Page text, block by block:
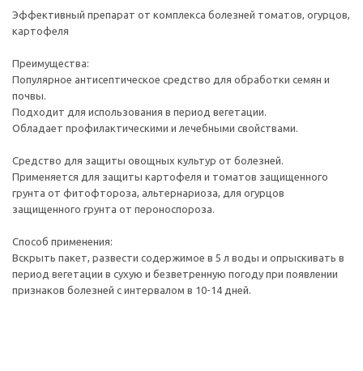
Эффективный препарат от комплекса болезней томатов, огурцов,
картофеля
Преимущества:
Популярное антисептическое средство для обработки семян и
почвы.
Подходит для использования в период вегетации.
Обладает профилактическими и лечебными свойствами.
Средство для защиты овощных культур от болезней.
Применяется для защиты картофеля и томатов защищенного
грунта от фитофтороза, альтернариоза, для огурцов
защищенного грунта от пероноспороза.
Способ применения:
Вскрыть пакет, развести содержимое в 5 л воды и опрыскивать в
период вегетации в сухую и безветренную погоду при появлении
признаков болезней с интервалом в 10-14 дней.